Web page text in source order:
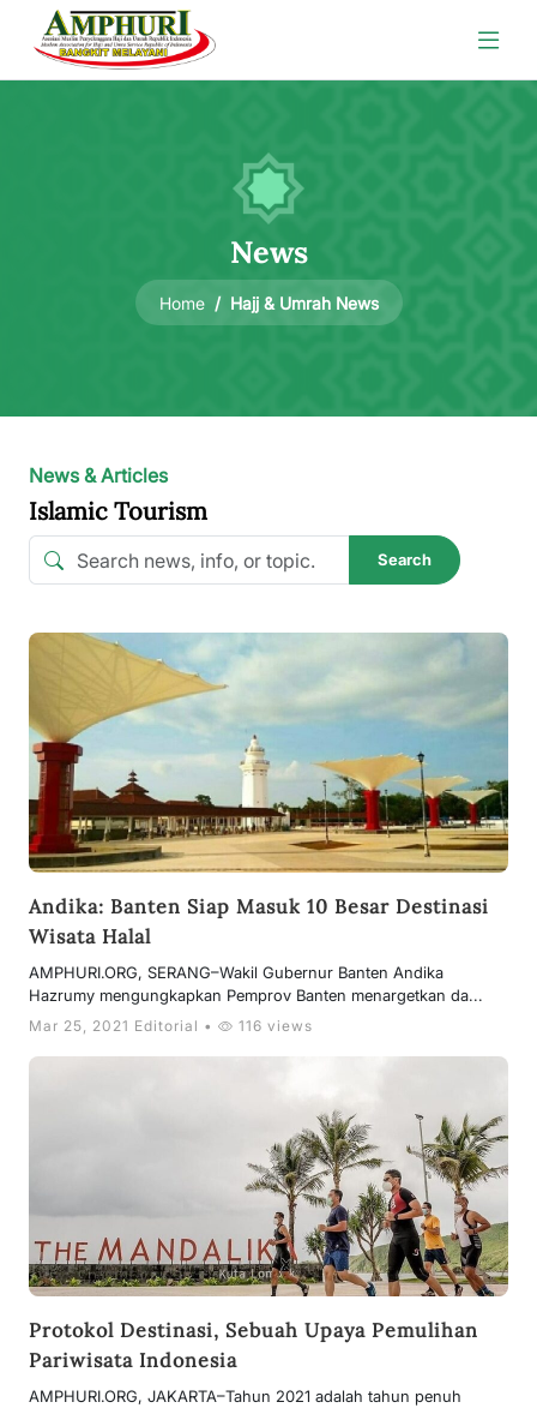
News
Home Hajj & Umrah News
News & Articles
Islamic Tourism
Search
Andika: Banten Siap Masuk 10 Besar Destinasi
Wisata Halal
AMPHURI.ORG, SERANG–Wakil Gubernur Banten Andika
Hazrumy mengungkapkan Pemprov Banten menargetkan da...
Mar 25, 2021 Editorial • 116 views
Protokol Destinasi, Sebuah Upaya Pemulihan
Pariwisata Indonesia
AMPHURI.ORG, JAKARTA–Tahun 2021 adalah tahun penuh